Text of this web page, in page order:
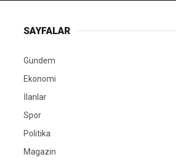
SAYFALAR
Gündem
Ekonomi
İlanlar
Spor
Politika
Magazin